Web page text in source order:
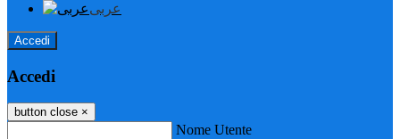
عربى
Accedi
Accedi
button close ×
Nome Utente